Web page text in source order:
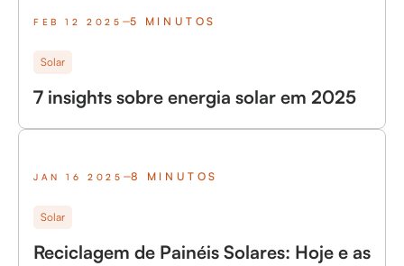
FEB 12 2025 5 MINUTOS
Solar
7 insights sobre energia solar em 2025
JAN 16 2025 8 MINUTOS
Solar
Reciclagem de Painéis Solares: Hoje e as